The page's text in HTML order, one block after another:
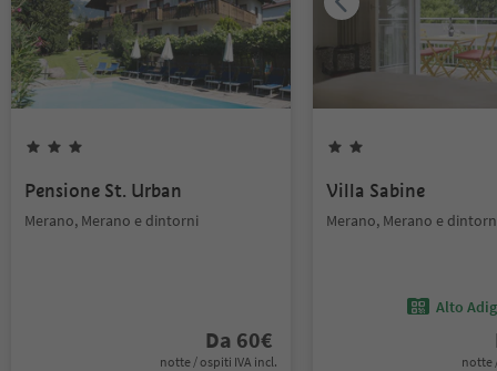
Pensione St. Urban
Merano, Merano e dintorni
Da 60€
notte / ospiti IVA incl.
Villa Sabine
Merano, Merano e
Alto
notte